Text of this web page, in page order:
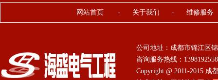
网站首页 - 关于我们 - 维修服务
公司地址：成都市锦江区
咨询服务热线：
Copyright @ 2011-2015